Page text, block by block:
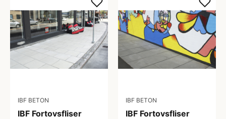
IBF BETON
IBF Fortovsfliser
IBF BETON
IBF Fortovsfliser